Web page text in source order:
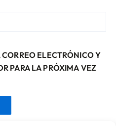
ELECTRÓNICO Y
PARA LA PRÓXIMA VEZ